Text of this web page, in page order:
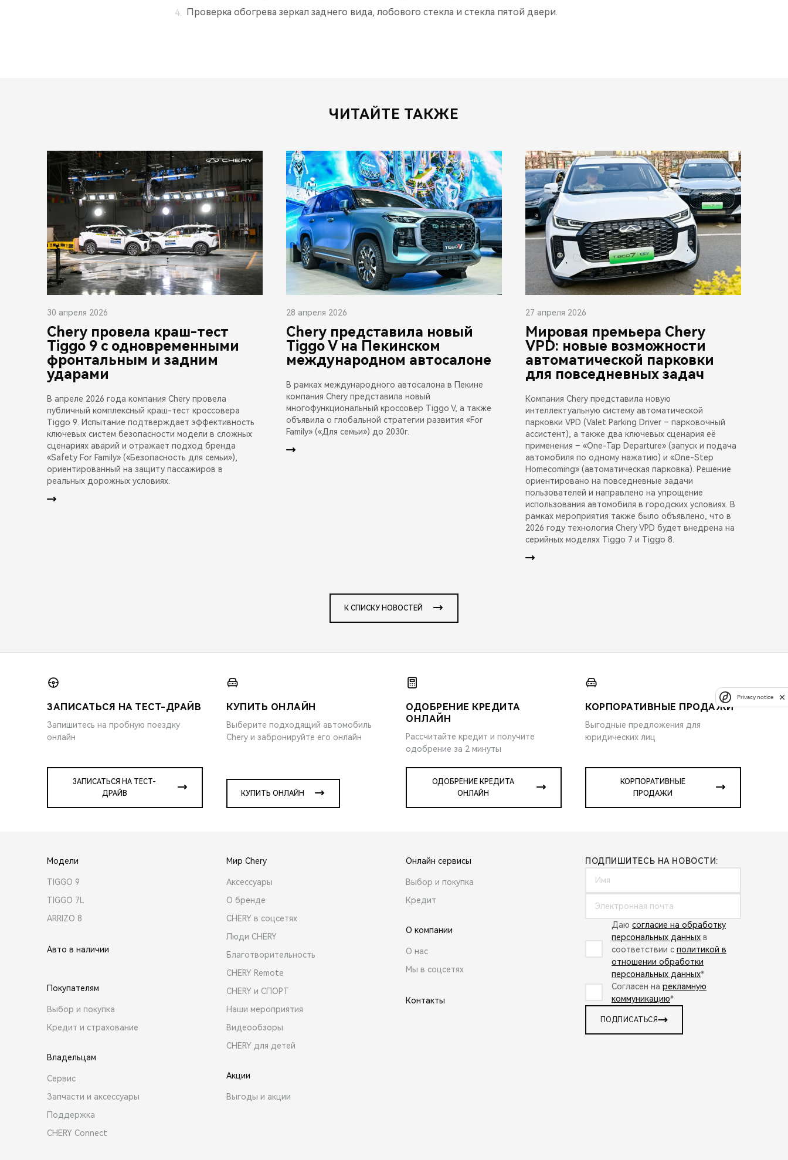
Проверка обогрева зеркал заднего вида, лобового стекла и стекла пятой двери.
ЧИТАЙТЕ ТАКЖЕ
30 апреля 2026
Chery провела краш-тест
Tiggo 9 с одновременными
фронтальным и задним
ударами
В апреле 2026 года компания Chery провела
публичный комплексный краш-тест кроссовера
Tiggo 9. Испытание подтверждает эффективность
ключевых систем безопасности модели в сложных
сценариях аварий и отражает подход бренда
«Safety For Family» («Безопасность для семьи»),
ориентированный на защиту пассажиров в
реальных дорожных условиях.
28 апреля 2026
Chery представила новый
Tiggo V на Пекинском
международном автосалоне
В рамках международного автосалона в Пекине
компания Chery представила новый
многофункциональный кроссовер Tiggo V, а также
объявила о глобальной стратегии развития «For
Family» («Для семьи») до 2030г.
27 апреля 2026
Мировая премьера Chery
VPD: новые возможности
автоматической парковки
для повседневных задач
Компания Chery представила новую
интеллектуальную систему автоматической
парковки VPD (Valet Parking Driver – парковочный
ассистент), а также два ключевых сценария её
применения – «One-Tap Departure» (запуск и подача
автомобиля по одному нажатию) и «One-Step
Homecoming» (автоматическая парковка). Решение
ориентировано на повседневные задачи
пользователей и направлено на упрощение
использования автомобиля в городских условиях. В
рамках мероприятия также было объявлено, что в
2026 году технология Chery VPD будет внедрена на
серийных моделях Tiggo 7 и Tiggo 8.
К СПИСКУ НОВОСТЕЙ
ЗАПИСАТЬСЯ НА ТЕСТ-ДРАЙВ
Запишитесь на пробную поездку
онлайн
ЗАПИСАТЬСЯ НА ТЕСТ-
ДРАЙВ
КУПИТЬ ОНЛАЙН
Выберите подходящий автомобиль
Chery и забронируйте его онлайн
КУПИТЬ ОНЛАЙН
ОДОБРЕНИЕ КРЕДИТА
ОНЛАЙН
Рассчитайте кредит и получите
одобрение за 2 минуты
ОДОБРЕНИЕ КРЕДИТА
ОНЛАЙН
КОРПОРАТИВНЫЕ ПРОДАЖИ
Выгодные предложения для
юридических лиц
КОРПОРАТИВНЫЕ
ПРОДАЖИ
Модели
TIGGO 9
TIGGO 7L
ARRIZO 8
Авто в наличии
Покупателям
Выбор и покупка
Кредит и страхование
Владельцам
Сервис
Запчасти и аксессуары
Поддержка
CHERY Connect
Мир Chery
Аксессуары
О бренде
CHERY в соцсетях
Люди CHERY
Благотворительность
CHERY Remote
CHERY и СПОРТ
Наши мероприятия
Видеообзоры
CHERY для детей
Акции
Выгоды и акции
Онлайн сервисы
Выбор и покупка
Кредит
О компании
О нас
Мы в соцсетях
Контакты
ПОДПИШИТЕСЬ НА НОВОСТИ:
Даю согласие на обработку
персональных данных в
соответствии с политикой в
отношении обработки
персональных данных*
Согласен на рекламную
коммуникацию*
ПОДПИСАТЬСЯ
Privacy notice